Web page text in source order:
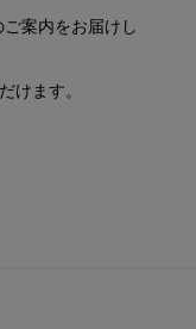
案内をお届けし
けます。